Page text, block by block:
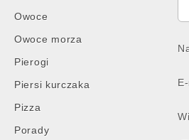
Owoce
Owoce morza
Pierogi
Piersi kurczaka
Pizza
Porady